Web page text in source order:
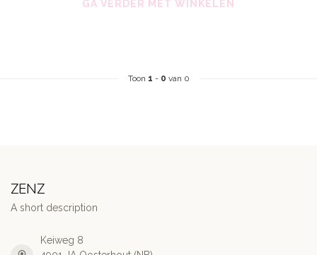
GA VERDER MET WINKELEN
Toon 1 - 0 van 0
ZENZ
A short description
Keiweg 8